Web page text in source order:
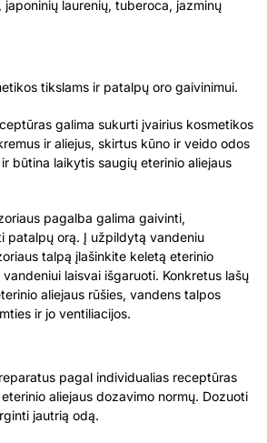
laurenių, tuberoca, jazminų
tikslams ir patalpų oro gaivinimui.
galima sukurti įvairius kosmetikos
ir aliejus, skirtus kūno ir veido odos
būtina laikytis saugių eterinio aliejaus
pagalba galima gaivinti,
patalpų orą. Į užpildytą vandeniu
talpą įlašinkite keletą eterinio
laisvai išgaruoti. Konkretus lašų
aliejaus rūšies, vandens talpos
ir jo ventiliacijos.
pagal individualias receptūras
aliejaus dozavimo normų. Dozuoti
jautrią odą.